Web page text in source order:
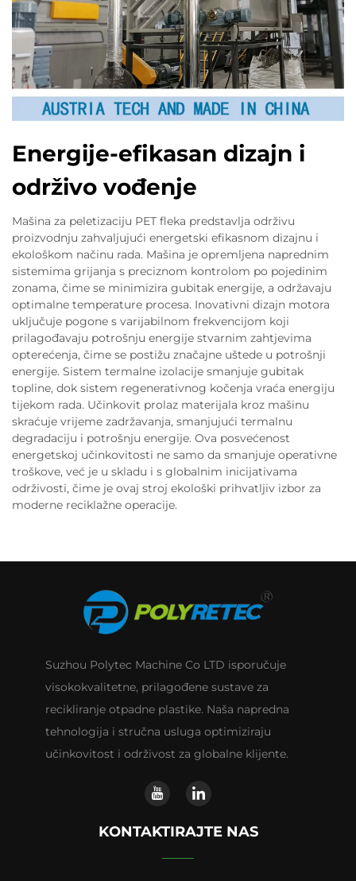
Energije-efikasan dizajn i
održivo vođenje
Mašina za peletizaciju PET fleka predstavlja održivu
proizvodnju zahvaljujući energetski efikasnom dizajnu i
ekološkom načinu rada. Mašina je opremljena naprednim
sistemima grijanja s preciznom kontrolom po pojedinim
zonama, čime se minimizira gubitak energije, a održavaju
optimalne temperature procesa. Inovativni dizajn motora
uključuje pogone s varijabilnom frekvencijom koji
prilagođavaju potrošnju energije stvarnim zahtjevima
opterećenja, čime se postižu značajne uštede u potrošnji
energije. Sistem termalne izolacije smanjuje gubitak
topline, dok sistem regenerativnog kočenja vraća energiju
tijekom rada. Učinkovit prolaz materijala kroz mašinu
skraćuje vrijeme zadržavanja, smanjujući termalnu
degradaciju i potrošnju energije. Ova posvećenost
energetskoj učinkovitosti ne samo da smanjuje operativne
troškove, već je u skladu i s globalnim inicijativama
održivosti, čime je ovaj stroj ekološki prihvatljiv izbor za
moderne reciklažne operacije.
Suzhou Polytec Machine Co LTD isporučuje
visokokvalitetne, prilagođene sustave za
recikliranje otpadne plastike. Naša napredna
tehnologija i stručna usluga optimiziraju
učinkovitost i održivost za globalne klijente.
KONTAKTIRAJTE NAS